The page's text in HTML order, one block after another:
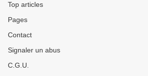
Top articles
Pages
Contact
Signaler un abus
C.G.U.